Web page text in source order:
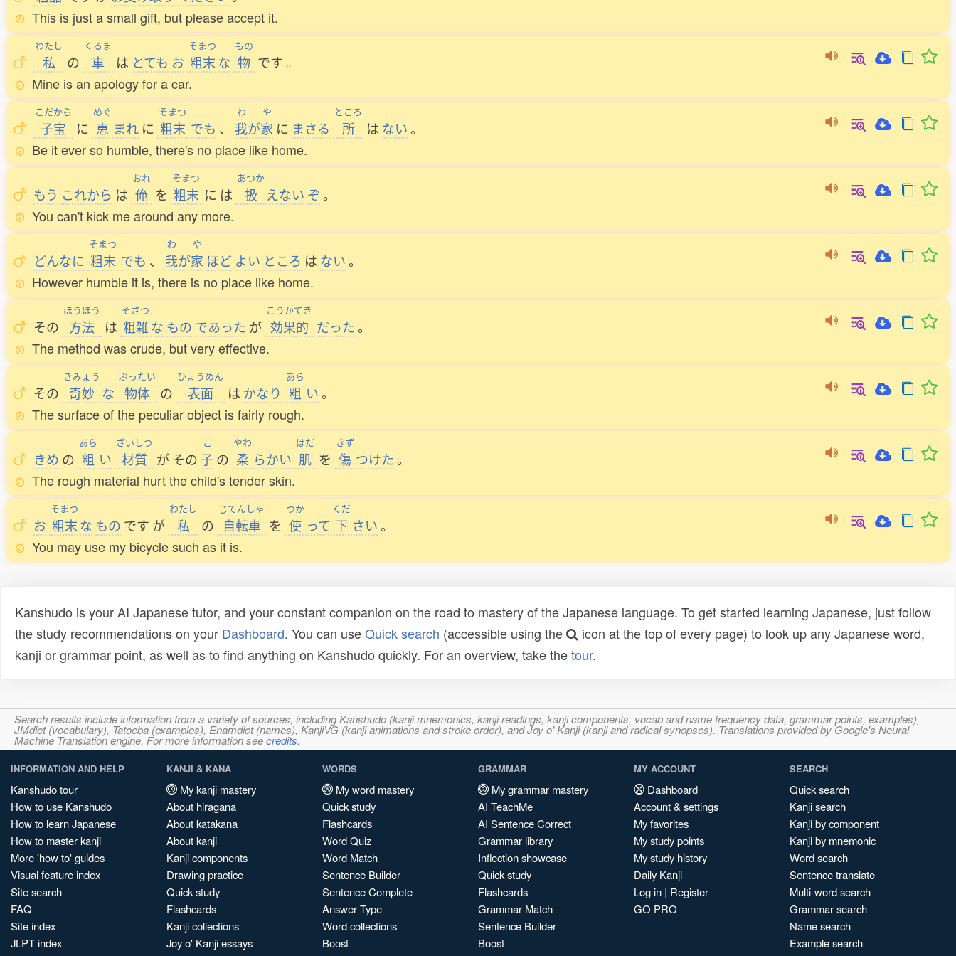
This is just a small gift, but please accept it.
わたし
私 の
くるま
車 は とても お
そまつ
粗末な
もの
物 です。
Mine is an apology for a car.
こだから
子宝 に
めぐ
恵 まれ に
そまつ
粗末 でも 、
わ
我が
や
家 に まさる
ところ
所 は ない。
Be it ever so humble, there's no place like home.
もう これから は
おれ
俺 を
そまつ
粗末 に は
あつか
扱 えない ぞ。
You can't kick me around any more.
どんなに
そまつ
粗末 でも 、
わ
我が
や
家 ほど よい ところ は ない。
However humble it is, there is no place like home.
その
ほうほう
方法 は
そざつ
粗雑な もの であった が
こうかてき
効果的 だった。
The method was crude, but very effective.
その
きみょう
奇妙 な
ぶったい
物体 の
ひょうめん
表面 は かなり
あら
粗 い。
The surface of the peculiar object is fairly rough.
きめ の
あら
粗 い
ざいしつ
材質 が その
こ
子の
やわ
柔 らかい
はだ
肌 を
きず
傷 つけた。
The rough material hurt the child's tender skin.
お
そまつ
粗末な もの です が
わたし
私 の
じてんしゃ
自転車 を
つか
使 って
くだ
下 さい。
You may use my bicycle such as it is.
Kanshudo is your AI Japanese tutor, and your constant companion on the road to mastery of the Japanese language. To get started learning Japanese, just follow
the study recommendations on your Dashboard. You can useQuick search (accessible using the
icon at the top of every page) to look up any Japanese word,
kanji or grammar point, as well as to find anything on Kanshudo quickly. For an overview, take thetour.
Search results include information from a variety of sources, including Kanshudo (kanji mnemonics, kanji readings, kanji components, vocab and name frequency data, grammar points, examples),
JMdict (vocabulary), Tatoeba (examples), Enamdict (names), KanjiVG (kanji animations and stroke order), and Joy o' Kanji (kanji and radical synopses). Translations provided by Google's Neural
Machine Translation engine. For more information seecredits.
INFORMATION AND HELP
Kanshudo tour
How to use Kanshudo
How to learn Japanese
How to master kanji
More 'how to' guides
Visual feature index
Site search
FAQ
Site index
JLPT index
KANJI & KANA
My kanji mastery
About hiragana
About katakana
About kanji
Kanji components
Drawing practice
Quick study
Flashcards
Kanji collections
Joy o' Kanji essays
WORDS
My word mastery
Quick study
Flashcards
Word Quiz
Word Match
Sentence Builder
Sentence Complete
Answer Type
Word collections
Boost
GRAMMAR
My grammar mastery
AI TeachMe
AI Sentence Correct
Grammar library
Inflection showcase
Quick study
Flashcards
Grammar Match
Sentence Builder
Boost
MY ACCOUNT
Dashboard
Account & settings
My favorites
My study points
My study history
Daily Kanji
Log in | Register
GO PRO
SEARCH
Quick search
Kanji search
Kanji by component
Kanji by mnemonic
Word search
Sentence translate
Multi-word search
Grammar search
Name search
Example search